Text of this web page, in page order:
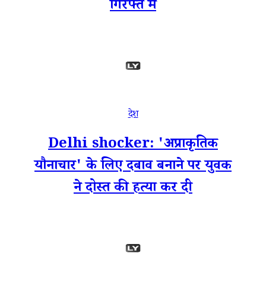
गिरफ्त में
देश
Delhi shocker: 'अप्राकृतिक
यौनाचार' के लिए दबाव बनाने पर युवक
ने दोस्त की हत्या कर दी